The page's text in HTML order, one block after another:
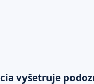
vyšetruje